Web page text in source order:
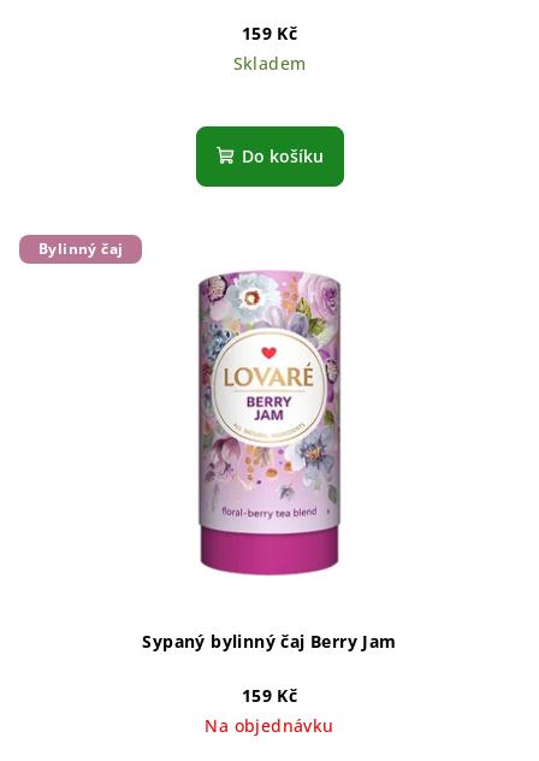
159 Kč
Skladem
Do košíku
Bylinný čaj
Sypaný bylinný čaj Berry Jam
159 Kč
Na objednávku